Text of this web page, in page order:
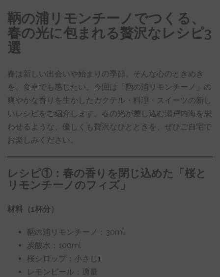
鞆の浦リモンチーノでつくる、
春の光に包まれる贅沢なレシピ3
選
春は新しい出会いや始まりの季節。そんな心のときめき
を、食卓でも感じたい。今回は「鞆の浦リモンチーノ」の
爽やかな香りを生かしたカクテル・料理・スイーツの新し
いレシピをご紹介します。春の光が差し込む瀬戸内海を思
わせるような、優しくも贅沢なひとときを、ぜひご自宅で
お楽しみください。
レシピ①：春の香りを閉じ込めた「桜と
リモンチーノのフィズ」
材料（1杯分）
鞆の浦リモンチーノ：30ml
炭酸水：100ml
桜シロップ：小さじ1
レモンピール：適量